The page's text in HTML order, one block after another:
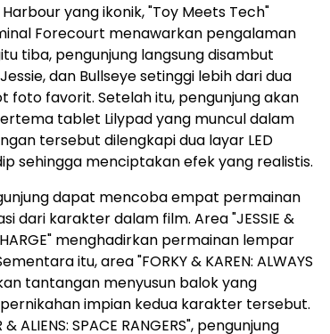
yang ikonik, "Toy Meets Tech"
Forecourt menawarkan pengalaman
tiba, pengunjung langsung disambut
dan Bullseye setinggi lebih dari dua
foto favorit. Setelah itu, pengunjung akan
tablet Lilypad yang muncul dalam
tersebut dilengkapi dua layar LED
sehingga menciptakan efek yang realistis.
dapat mencoba empat permainan
dari karakter dalam film. Area "JESSIE &
CHARGE" menghadirkan permainan lempar
itu, area "FORKY & KAREN: ALWAYS
tantangan menyusun balok yang
impian kedua karakter tersebut.
ALIENS: SPACE RANGERS", pengunjung